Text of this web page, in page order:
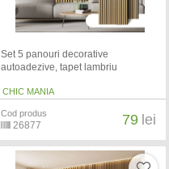
Set 5 panouri decorative
autoadezive, tapet lambriu
CHIC MANIA
Cod produs
26877 79 lei